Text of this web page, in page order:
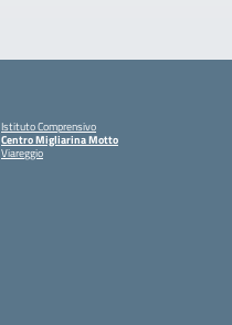
Istituto Comprensivo
Centro Migliarina Motto
Viareggio